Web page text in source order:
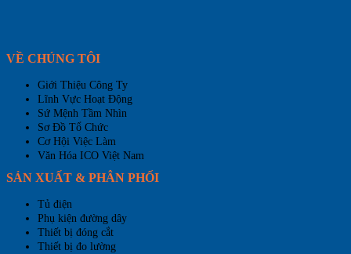
VỀ CHÚNG TÔI
Giới Thiệu Công Ty
Lĩnh Vực Hoạt Động
Sứ Mệnh Tầm Nhìn
Sơ Đồ Tổ Chức
Cơ Hội Việc Làm
Văn Hóa ICO Việt Nam
SẢN XUẤT & PHÂN PHỐI
Tủ điện
Phụ kiện đường dây
Thiết bị đóng cắt
Thiết bị đo lường